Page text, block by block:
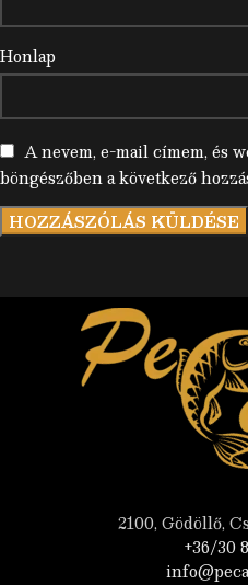
Honlap
A nevem, e-mail címem, és
böngészőben a következő
2100, Gödöllő,
+36/30